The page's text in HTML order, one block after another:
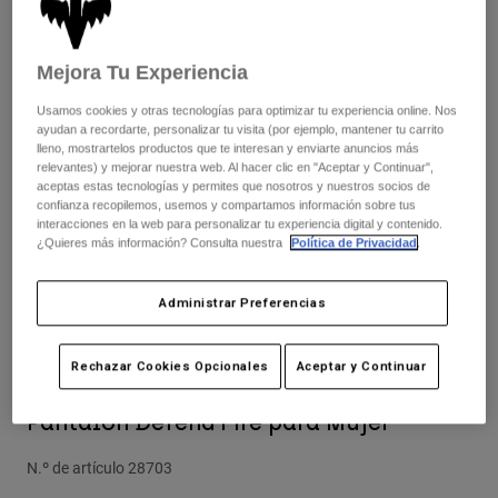
Pantalones cortos
Chaquetas y chalecos
Guantes
Calcetines
Accesorios
Recambios
Pantalones
Guantes
Chaquetas
Protecciones
Gafas de protección
Calcetines
Mochilas y accesorios
Camisas
Ver todo
Mujer
Camisetas y tops
Sudaderas
Chaquetas
Camisas
Ver todo
Niños
Protecciones
Ver todo
Moto
Gafas de Protección
Opiniones
Pantalón Defend Fire para Mujer
N.º de artículo 28703
Mejora Tu Experiencia
Usamos cookies y otras tecnologías para optimizar tu experiencia online. Nos
ayudan a recordarte, personalizar tu visita (por ejemplo, mantener tu carrito
lleno, mostrartelos productos que te interesan y enviarte anuncios más
relevantes) y mejorar nuestra web. Al hacer clic en "Aceptar y Continuar",
aceptas estas tecnologías y permites que nosotros y nuestros socios de
confianza recopilemos, usemos y compartamos información sobre tus
interacciones en la web para personalizar tu experiencia digital y contenido.
¿Quieres más información? Consulta nuestra
Política de Privacidad
Administrar Preferencias
Rechazar Cookies Opcionales Aceptar y Continuar